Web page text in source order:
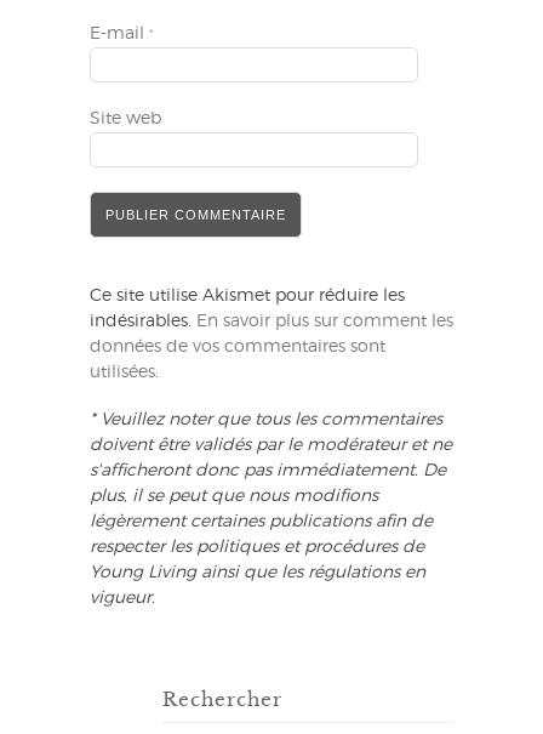
E-mail *
Site web
Ce site utilise Akismet pour réduire les
indésirables. En savoir plus sur comment les
données de vos commentaires sont
utilisées.
* Veuillez noter que tous les commentaires
doivent être validés par le modérateur et ne
s'afficheront donc pas immédiatement. De
plus, il se peut que nous modifions
légèrement certaines publications afin de
respecter les politiques et procédures de
Young Living ainsi que les régulations en
vigueur.
Rechercher